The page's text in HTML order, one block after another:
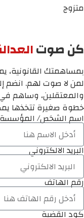
متزوج
كن صوت
بمساهمتك القانونية،
لمن لا صوت لهم. انضم
والمعتقلين، وساهم
خطوة صغيرة تتخذها
اسم الشخص/ المؤسسة
البريد الالكتروني
رقم الهاتف
كود القضية